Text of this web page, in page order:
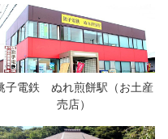
子電鉄 ぬれ煎餅駅（お土産
売店）